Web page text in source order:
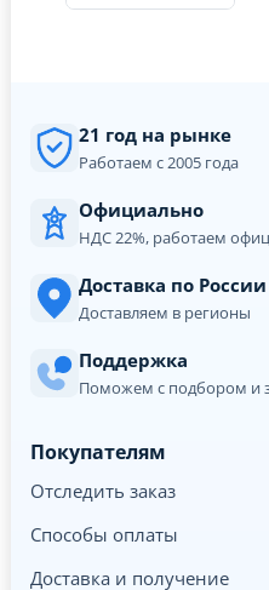
21 год на рынке
Работаем с 2005 года
Официально
НДС 22%, работаем
Доставка по России
Доставляем в регионы
Поддержка
Поможем с подбором и
Покупателям
Отследить заказ
Способы оплаты
Доставка и получение